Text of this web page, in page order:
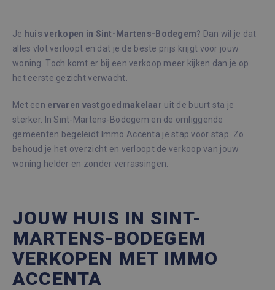
Je huis verkopen in Sint-Martens-Bodegem? Dan wil je dat
alles vlot verloopt en dat je de beste prijs krijgt voor jouw
woning. Toch komt er bij een verkoop meer kijken dan je op
het eerste gezicht verwacht.
Met een ervaren vastgoedmakelaar uit de buurt sta je
sterker. In Sint-Martens-Bodegem en de omliggende
gemeenten begeleidt Immo Accenta je stap voor stap. Zo
behoud je het overzicht en verloopt de verkoop van jouw
woning helder en zonder verrassingen.
JOUW HUIS IN SINT-
MARTENS-BODEGEM
VERKOPEN MET IMMO
ACCENTA